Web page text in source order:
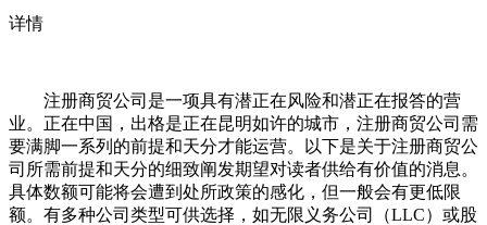
详情
注册商贸公司是一项具有潜正在风险和潜正在报答的营
业。正在中国，出格是正在昆明如许的城市，注册商贸公司需
要满脚一系列的前提和天分才能运营。以下是关于注册商贸公
司所需前提和天分的细致阐发期望对读者供给有价值的消息。
具体数额可能将会遭到处所政策的感化，但一般会有更低限
额。有多种公司类型可供选择，如无限义务公司（LLC）或股